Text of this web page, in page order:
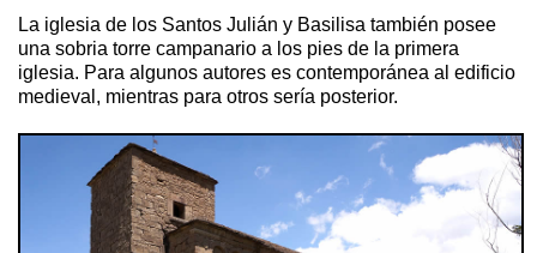
La iglesia de los Santos Julián y Basilisa también posee
una sobria torre campanario a los pies de la primera
iglesia. Para algunos autores es contemporánea al edificio
medieval, mientras para otros sería posterior.